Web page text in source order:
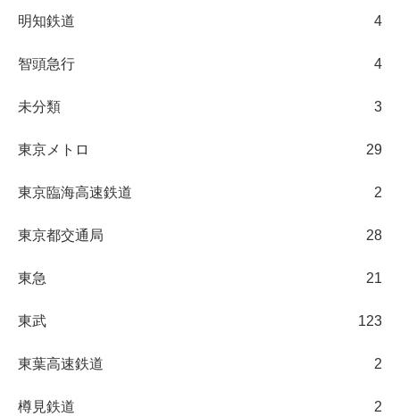
明知鉄道 4
智頭急行 4
未分類 3
東京メトロ 29
東京臨海高速鉄道 2
東京都交通局 28
東急 21
東武 123
東葉高速鉄道 2
樽見鉄道 2